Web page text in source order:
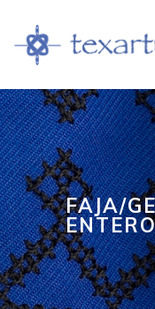
FAJA/